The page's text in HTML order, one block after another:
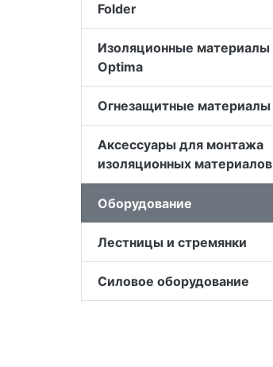
Folder
Изоляционные материалы
Optima
Огнезащитные материалы
Аксессуары для монтажа
изоляционных материалов
Оборудование
Лестницы и стремянки
Силовое оборудование